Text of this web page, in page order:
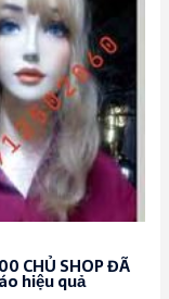
CHỦ SHOP ĐÃ
hiệu quả